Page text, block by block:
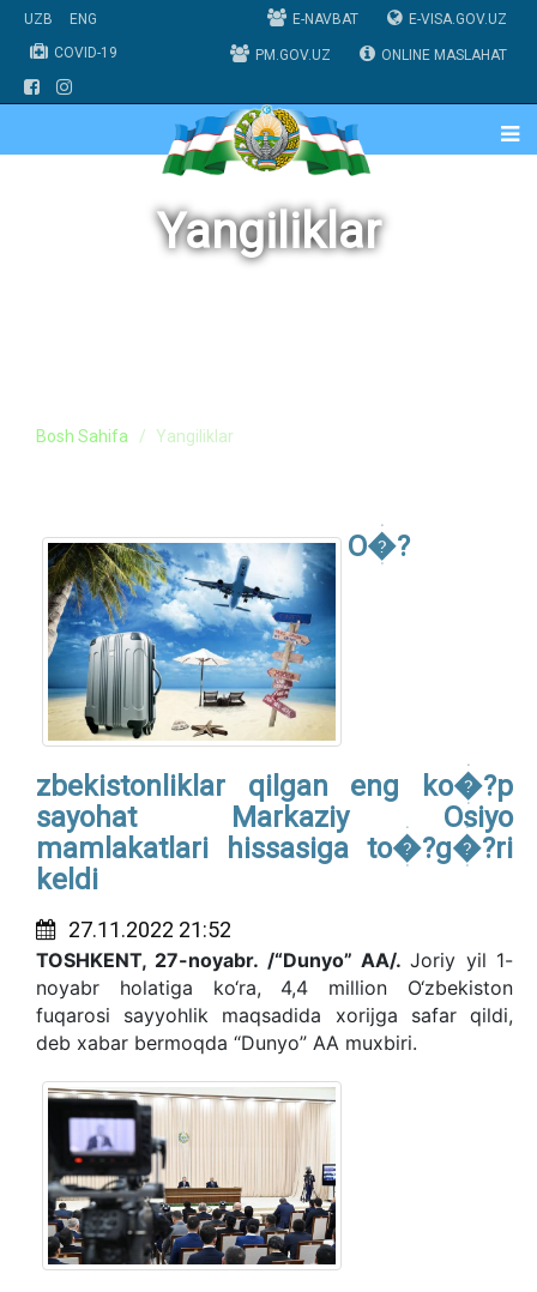
UZB
ENG
COVID-19
E-NAVBAT E-VISA.GOV.UZ
PM.GOV.UZ ONLINE MASLAHAT
Yangiliklar
Bosh Sahifa Yangiliklar
O�?
zbekistonliklar qilgan eng ko�?p
sayohat Markaziy Osiyo
mamlakatlari hissasiga to�?g�?ri
keldi
27.11.2022 21:52
TOSHKENT, 27-noyabr. /“Dunyo” AA/.Joriy yil 1-
noyabr holatiga ko‘ra, 4,4 million O‘zbekiston
fuqarosi sayyohlik maqsadida xorijga safar qildi,
deb xabar bermoqda “Dunyo” AA muxbiri.